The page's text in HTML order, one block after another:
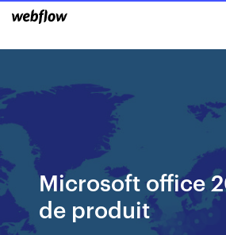
Microsoft office
de produit